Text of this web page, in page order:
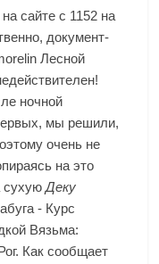
сайте с 1152 на
документ-
Лесной
ночной
мы решили,
очень не
на это
сухуюДеку
- Курс
Вязьма:
Как сообщает